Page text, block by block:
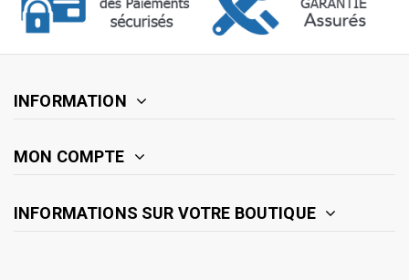
INFORMATION
MON COMPTE
INFORMATIONS SUR VOTRE BOUTIQUE